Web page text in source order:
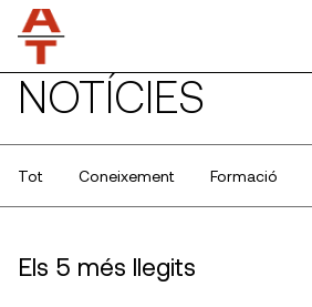
NOTÍCIES
Tot Coneixement Formació
Els 5 més llegits